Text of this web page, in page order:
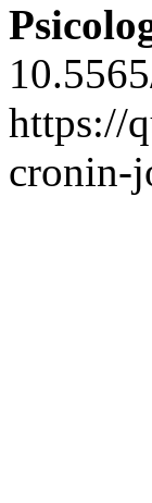
https://
cronin-